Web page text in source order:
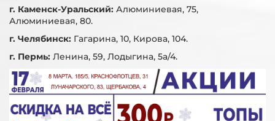
г. Каменск-Уральский: Алюминиевая, 75,
Алюминиевая, 80.
г. Челябинск: Гагарина, 10, Кирова, 104.
г. Пермь: Ленина, 59, Лодыгина, 5а/4.